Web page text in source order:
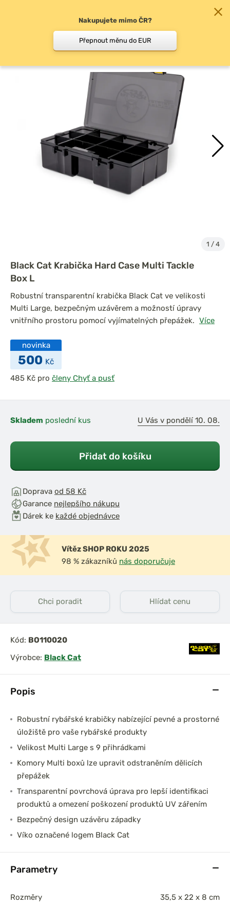
Krabičky, boxy, kufry
1 / 4
Popis
Robustní rybářské krabičky nabízející pevné a prostorné
úložiště pro vaše rybářské produkty
Velikost Multi Large s 9 přihrádkami
Komory Multi boxů lze upravit odstraněním dělicích
přepážek
Transparentní povrchová úprava pro lepší identifikaci
produktů a omezení poškození produktů UV zářením
Bezpečný design uzávěru západky
Víko označené logem Black Cat
Parametry
Rozměry 35,5 x 22 x 8 cm
Black Cat Krabička Hard Case Multi Tackle
Box L
Robustní transparentní krabička Black Cat ve velikosti
Multi Large, bezpečným uzávěrem a možností úpravy
vnitřního prostoru pomocí vyjímatelných přepážek. Více
novinka
500 Kč
pro členy Chyť a pusť
Skladem poslední kus U Vás v pondělí 10. 08.
Přidat do košíku
Doprava od 58 Kč
Garance nejlepšího nákupu
Dárek ke každé objednávce
Vítěz SHOP ROKU 2025
98 % zákazníků nás doporučuje
Chci poradit Hlídat cenu
Kód: BO110020
Výrobce: Black Cat
Nakupujete mimo ČR?
Přepnout měnu do EUR